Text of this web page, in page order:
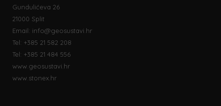
Gundulićeva 26
21000 Split
Email: info@geosustavi.hr
Tel: +385 21 582 208
Tel: +385 21 484 556
www.geosustavi.hr
www.stonex.hr